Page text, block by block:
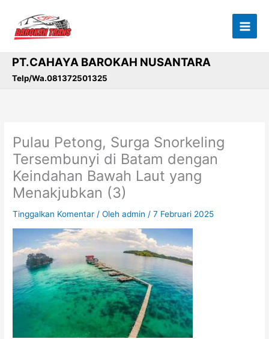
konten
PT.CAHAYA BAROKAH NUSANTARA
Telp/Wa.081372501325
Pulau Petong, Surga Snorkeling
Tersembunyi di Batam dengan
Keindahan Bawah Laut yang
Menakjubkan (3)
Tinggalkan Komentar / Olehadmin /7 Februari 2025